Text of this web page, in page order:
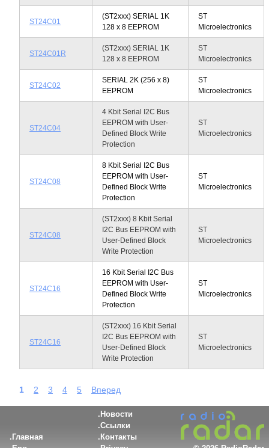
ST24C01
(ST2xxx) SERIAL 1K
128 x 8 EEPROM
ST
Microelectronics
ST24C01R
(ST2xxx) SERIAL 1K
128 x 8 EEPROM
ST
Microelectronics
ST24C02
SERIAL 2K (256 x 8)
EEPROM
ST
Microelectronics
ST24C04
4 Kbit Serial I2C Bus
EEPROM with User-
Defined Block Write
Protection
ST
Microelectronics
ST24C08
8 Kbit Serial I2C Bus
EEPROM with User-
Defined Block Write
Protection
ST
Microelectronics
ST24C08
(ST2xxx) 8 Kbit Serial
I2C Bus EEPROM with
User-Defined Block
Write Protection
ST
Microelectronics
ST24C16
16 Kbit Serial I2C Bus
EEPROM with User-
Defined Block Write
Protection
ST
Microelectronics
ST24C16
(ST2xxx) 16 Kbit Serial
I2C Bus EEPROM with
User-Defined Block
Write Protection
ST
Microelectronics
1 2 3 4 5 Вперед
Главная
Новости
Ссылки
Контакты